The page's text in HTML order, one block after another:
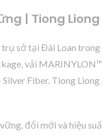
| Tiong Liong
sở tại Đài Loan
vải
Fiber. Tiong
đổi mới và hiệu